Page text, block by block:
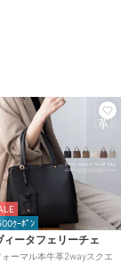
ｸｰﾎﾟﾝ
ィータフェリーチェ
ォーマル本牛革2wayスクエ